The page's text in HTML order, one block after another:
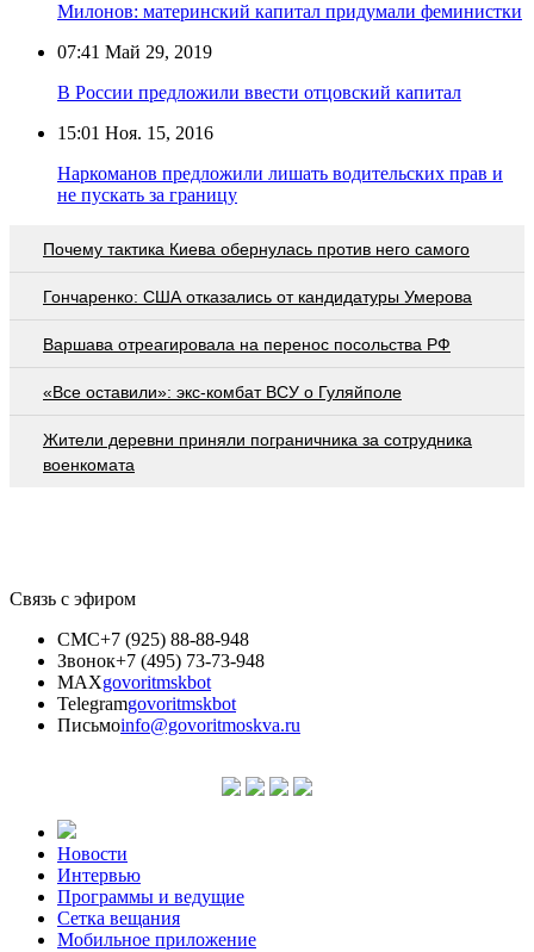
Милонов: материнский капитал придумали феминистки
07:41 Май 29, 2019
В России предложили ввести отцовский капитал
15:01 Ноя. 15, 2016
Наркоманов предложили лишать водительских прав и
не пускать за границу
Почему тактика Киева обернулась против него самого
Гончаренко: США отказались от кандидатуры Умерова
Варшава отреагировала на перенос посольства РФ
«Все оставили»: экс-комбат ВСУ о Гуляйполе
Жители деревни приняли пограничника за сотрудника
военкомата
Связь с эфиром
СМС+7 (925) 88-88-948
Звонок+7 (495) 73-73-948
MAXgovoritmskbot
Telegramgovoritmskbot
Письмоinfo@govoritmoskva.ru
Новости
Интервью
Программы и ведущие
Сетка вещания
Мобильное приложение